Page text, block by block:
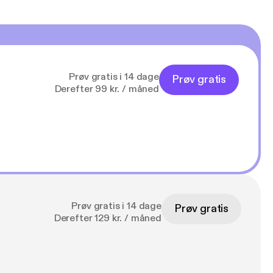
Prøv gratis i 14 dage
Derefter 99 kr. / måned
Prøv gratis
Prøv gratis i 14 dage
Derefter 129 kr. / måned
Prøv gratis